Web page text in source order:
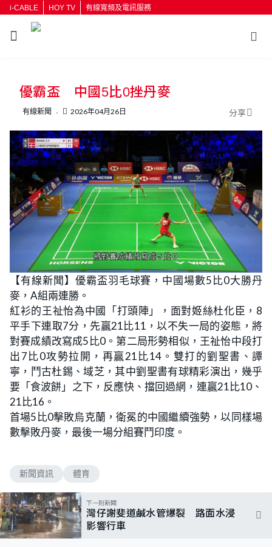
i-CABLE HOY TV 有線寬頻及電訊服務
按輸入鍵開始搜尋
優霸盃 中國5比0挫丹麥
有線新聞 2026年04月26日 分享
【有線新聞】優霸盃羽毛球賽，中國場數5比0大勝丹
麥，A組兩連勝。
紅衫的王祉怡為中國「打頭陣」，面對姬絲杜化臣，8
平手下連取7分，先贏21比11，以不失一局的姿態，將
對賽成績改寫成5比0。第二局形勢相似，王祉怡中段打
出7比0攻勢拉開，再贏21比14。雙打的劉聖書、譚
寧，鬥古杜錫、域芝，其中劉聖書有球精彩演出，幾乎
要「食波餅」之下，反應快、擋回過網，連贏21比10、
21比16。
首場5比0擊敗烏克蘭，衛冕的中國繼續強勢，以同樣場
數擊敗丹麥，最後一場分組賽鬥印度。
新聞資訊 體育
下一則新聞
灣仔謝斐道鹹水管爆裂 路面水浸
影響行車